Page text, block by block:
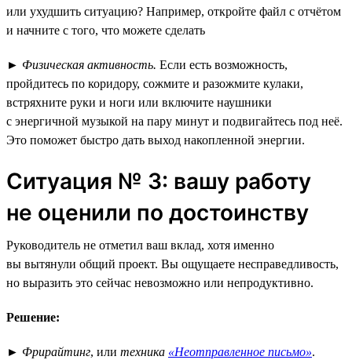
или ухудшить ситуацию? Например, откройте файл с отчётом
и начните с того, что можете сделать
► Физическая активность. Если есть возможность,
пройдитесь по коридору, сожмите и разожмите кулаки,
встряхните руки и ноги или включите наушники
с энергичной музыкой на пару минут и подвигайтесь под неё.
Это поможет быстро дать выход накопленной энергии.
Ситуация № 3: вашу работу
не оценили по достоинству
Руководитель не отметил ваш вклад, хотя именно
вы вытянули общий проект. Вы ощущаете несправедливость,
но выразить это сейчас невозможно или непродуктивно.
Решение:
► Фрирайтинг, или техника «Неотправленное письмо».